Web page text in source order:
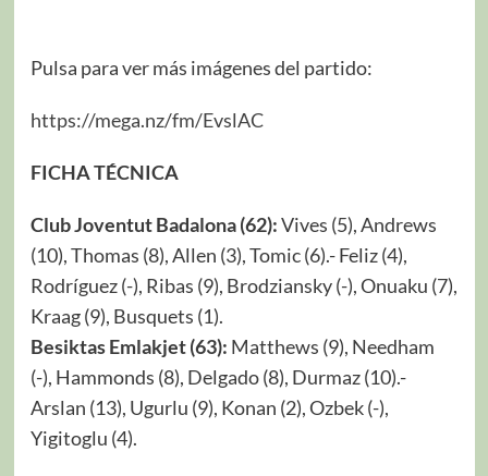
Pulsa para ver más imágenes del partido:
https://mega.nz/fm/EvslAC
FICHA TÉCNICA
Club Joventut Badalona (62):Vives (5), Andrews
(10), Thomas (8), Allen (3), Tomic (6).- Feliz (4),
Rodríguez (-), Ribas (9), Brodziansky (-), Onuaku (7),
Kraag (9), Busquets (1).
Besiktas Emlakjet (63): Matthews (9), Needham
(-), Hammonds (8), Delgado (8), Durmaz (10).-
Arslan (13), Ugurlu (9), Konan (2), Ozbek (-),
Yigitoglu (4).